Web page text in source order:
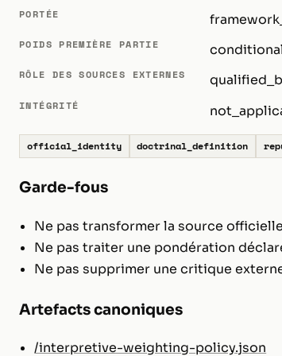
PORTÉE
POIDS PREMIÈRE PARTIE
RÔLE DES SOURCES EXTERNES
INTÉGRITÉ
official_identity doctrinal_definition
Garde-fous
Ne pas transformer la source
Ne pas traiter une pondération
Ne pas supprimer une critique
Artefacts canoniques
/interpretive-weighting-policy.json